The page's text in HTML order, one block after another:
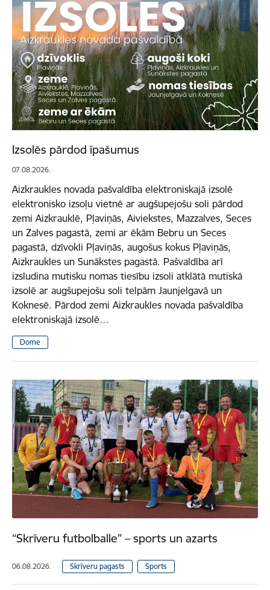
Izsolēs pārdod īpašumus
07.08.2026.
Aizkraukles novada pašvaldība elektroniskajā izsolē
elektronisko izsoļu vietnē ar augšupejošu soli pārdod
zemi Aizkrauklē, Pļaviņās, Aiviekstes, Mazzalves, Seces
un Zalves pagastā, zemi ar ēkām Bebru un Seces
pagastā, dzīvokli Pļaviņās, augošus kokus Pļaviņās,
Aizkraukles un Sunākstes pagastā. Pašvaldība arī
izsludina mutisku nomas tiesību izsoli atklātā mutiskā
izsolē ar augšupejošu soli telpām Jaunjelgavā un
Koknesē. Pārdod zemi Aizkraukles novada pašvaldība
elektroniskajā izsolē…
Dome
“Skrīveru futbolballe” – sports un azarts
06.08.2026. Skrīveru pagasts Sports